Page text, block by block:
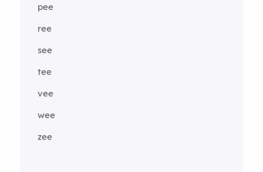
pee
ree
see
tee
vee
wee
zee